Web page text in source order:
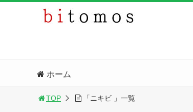
ホーム
TOP 「ニキビ 」一覧